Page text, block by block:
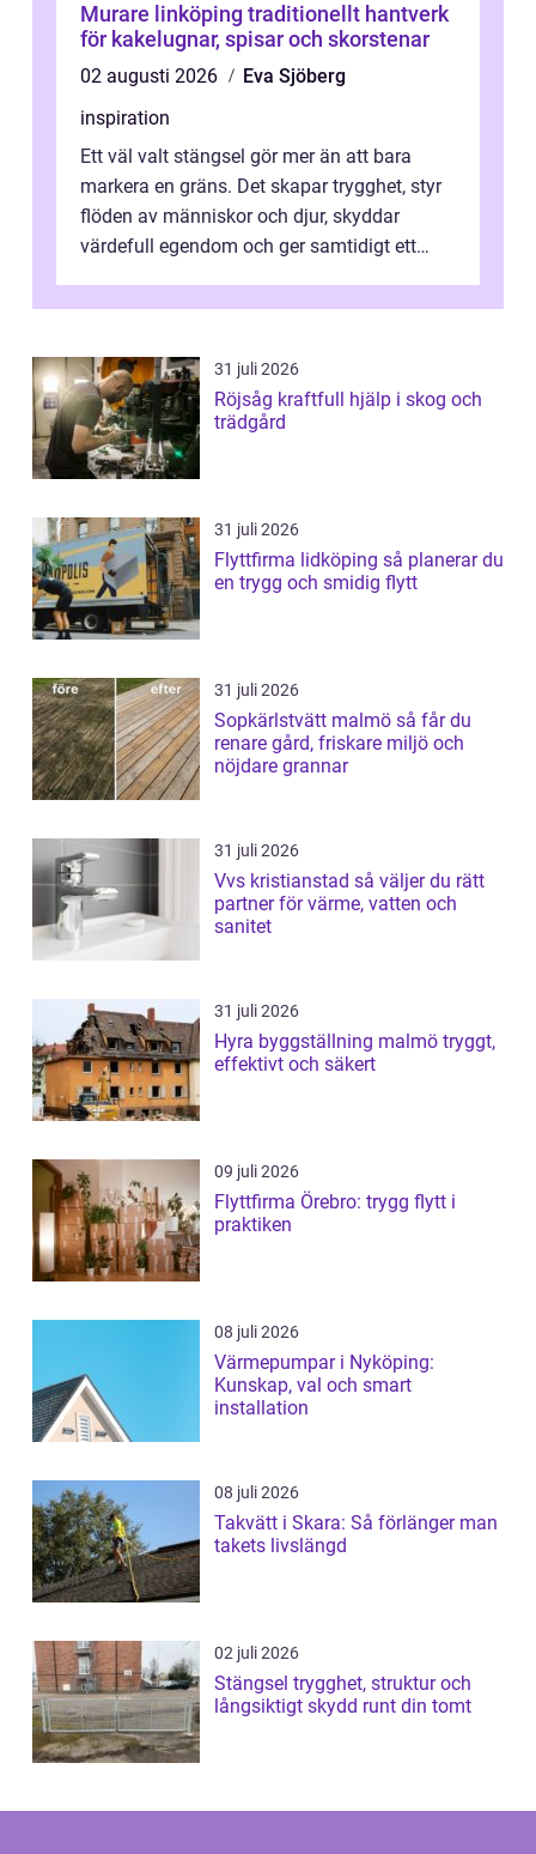
Murare linköping traditionellt hantverk
för kakelugnar, spisar och skorstenar
02 augusti 2026
Eva Sjöberg
inspiration
Ett väl valt stängsel gör mer än att bara
markera en gräns. Det skapar trygghet, styr
flöden av människor och djur, skyddar
värdefull egendom och ger samtidigt ett
31 juli 2026
Röjsåg kraftfull hjälp i skog och
trädgård
31 juli 2026
Flyttfirma lidköping så planerar du
en trygg och smidig flytt
31 juli 2026
Sopkärlstvätt malmö så får du
renare gård, friskare miljö och
nöjdare grannar
31 juli 2026
Vvs kristianstad så väljer du rätt
partner för värme, vatten och
sanitet
31 juli 2026
Hyra byggställning malmö tryggt,
effektivt och säkert
09 juli 2026
Flyttfirma Örebro: trygg flytt i
praktiken
08 juli 2026
Värmepumpar i Nyköping:
Kunskap, val och smart
installation
08 juli 2026
Takvätt i Skara: Så förlänger man
takets livslängd
02 juli 2026
Stängsel trygghet, struktur och
långsiktigt skydd runt din tomt